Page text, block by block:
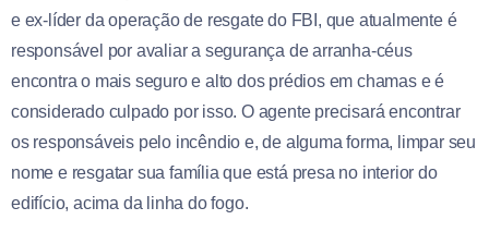
e ex-líder da operação de resgate do FBI, que atualmente é
responsável por avaliar a segurança de arranha-céus
encontra o mais seguro e alto dos prédios em chamas e é
considerado culpado por isso. O agente precisará encontrar
os responsáveis pelo incêndio e, de alguma forma, limpar seu
nome e resgatar sua família que está presa no interior do
edifício, acima da linha do fogo.